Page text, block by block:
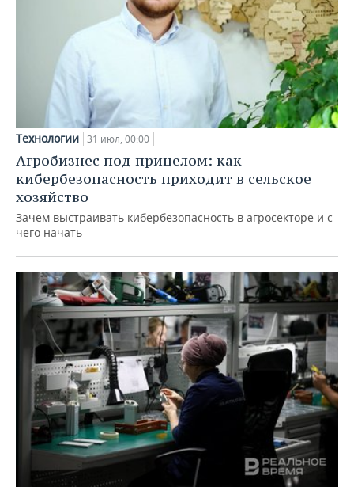
Технологии 31 июл, 00:00
Агробизнес под прицелом: как
кибербезопасность приходит в сельское
хозяйство
Зачем выстраивать кибербезопасность в агросекторе и с
чего начать